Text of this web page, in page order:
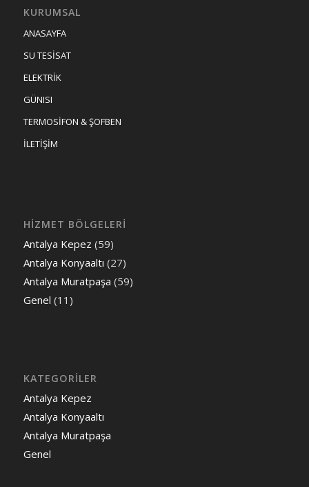
KURUMSAL
ANASAYFA
SU TESİSAT
ELEKTRİK
GÜNISI
TERMOSİFON & ŞOFBEN
İLETİŞİM
HİZMET BÖLGELERİ
Antalya Kepez (59)
Antalya Konyaaltı (27)
Antalya Muratpaşa (59)
Genel (11)
KATEGORILER
Antalya Kepez
Antalya Konyaaltı
Antalya Muratpaşa
Genel